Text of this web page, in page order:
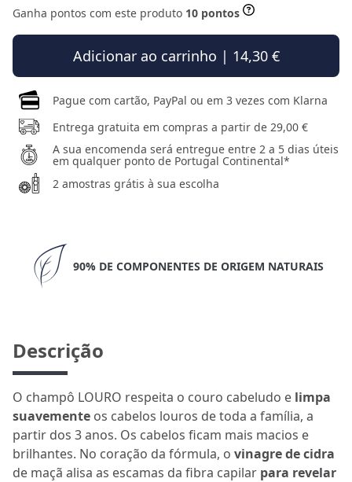
Ganha pontos com este produto 10 pontos
Adicionar ao carrinho | 14,30 €
Pague com cartão, PayPal ou em 3 vezes com Klarna
Entrega gratuita em compras a partir de 29,00 €
A sua encomenda será entregue entre 2 a 5 dias úteis
em qualquer ponto de Portugal Continental*
2 amostras grátis à sua escolha
90% DE COMPONENTES DE ORIGEM NATURAIS
Descrição
O champô LOURO respeita o couro cabeludo e limpa
suavemente os cabelos louros de toda a família, a
partir dos 3 anos. Os cabelos ficam mais macios e
brilhantes. No coração da fórmula, o vinagre de cidra
de maçã alisa as escamas da fibra capilar para revelar